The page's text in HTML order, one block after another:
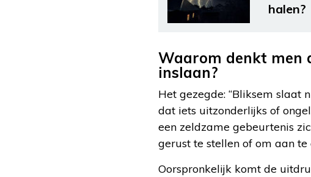
halen?
Waarom denkt men
inslaan?
Het gezegde: “Bliksem slaat
dat iets uitzonderlijks of
een zeldzame gebeurtenis
gerust te stellen of om aan
Oorspronkelijk komt de